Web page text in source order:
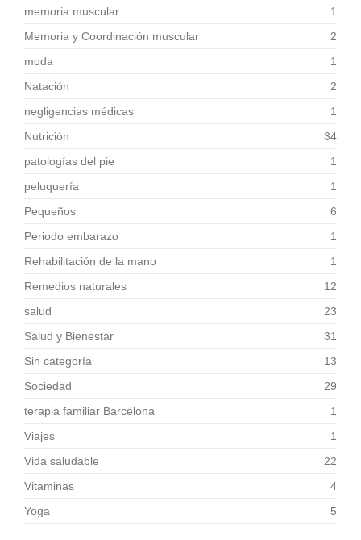
memoria muscular
1
Memoria y Coordinación muscular
2
moda
1
Natación
2
negligencias médicas
1
Nutrición
34
patologías del pie
1
peluquería
1
Pequeños
6
Periodo embarazo
1
Rehabilitación de la mano
1
Remedios naturales
12
salud
23
Salud y Bienestar
31
Sin categoría
13
Sociedad
29
terapia familiar Barcelona
1
Viajes
1
Vida saludable
22
Vitaminas
4
Yoga
5